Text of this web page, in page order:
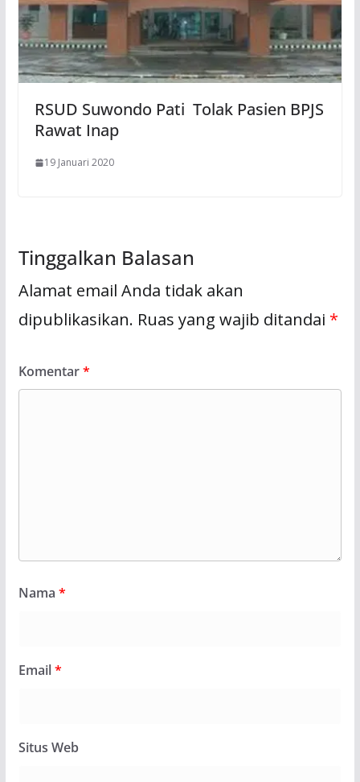
RSUD Suwondo Pati Tolak Pasien BPJS
Rawat Inap
19 Januari 2020
Tinggalkan Balasan
Alamat email Anda tidak akan
dipublikasikan. Ruas yang wajib ditandai *
Komentar*
Nama *
Email*
Situs Web